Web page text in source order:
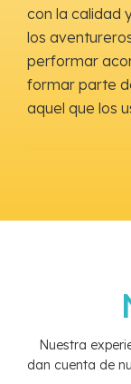
con la calidad
los
performar
formar parte
aquel que los
Nuestra
dan cuenta de